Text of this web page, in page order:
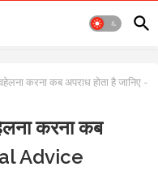
करना कब अपराध होता है जानिए -
करना कब
Advice